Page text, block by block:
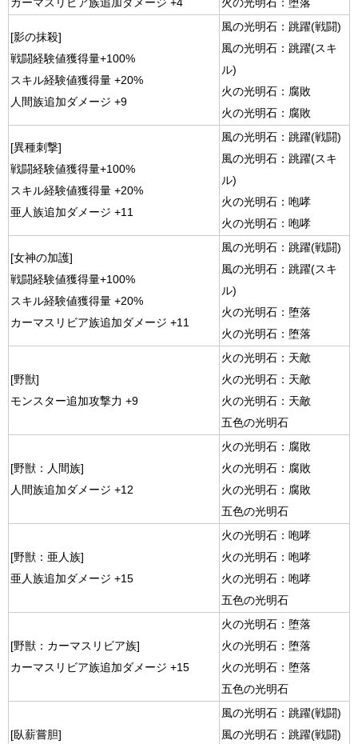
カーマスリビア族追加ダメージ +4
火の光明石：堕落
[影の抹殺]
戦闘経験値獲得量+100%
スキル経験値獲得量 +20%
人間族追加ダメージ +9
風の光明石：跳躍(戦闘)
風の光明石：跳躍(スキ
ル)
火の光明石：腐敗
火の光明石：腐敗
[異種刺撃]
戦闘経験値獲得量+100%
スキル経験値獲得量 +20%
亜人族追加ダメージ +11
風の光明石：跳躍(戦闘)
風の光明石：跳躍(スキ
ル)
火の光明石：咆哮
火の光明石：咆哮
[女神の加護]
戦闘経験値獲得量+100%
スキル経験値獲得量 +20%
カーマスリビア族追加ダメージ +11
風の光明石：跳躍(戦闘)
風の光明石：跳躍(スキ
ル)
火の光明石：堕落
火の光明石：堕落
[野獣]
モンスター追加攻撃力 +9
火の光明石：天敵
火の光明石：天敵
火の光明石：天敵
五色の光明石
[野獣：人間族]
人間族追加ダメージ +12
火の光明石：腐敗
火の光明石：腐敗
火の光明石：腐敗
五色の光明石
[野獣：亜人族]
亜人族追加ダメージ +15
火の光明石：咆哮
火の光明石：咆哮
火の光明石：咆哮
五色の光明石
[野獣：カーマスリビア族]
カーマスリビア族追加ダメージ +15
火の光明石：堕落
火の光明石：堕落
火の光明石：堕落
五色の光明石
[臥薪嘗胆]
風の光明石：跳躍(戦闘)
風の光明石：跳躍(戦闘)